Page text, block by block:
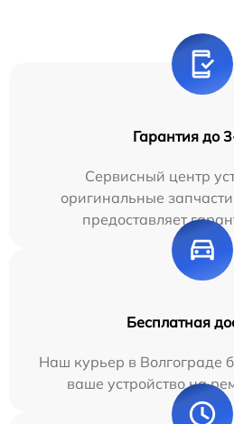
Гарантия до
Сервисный центр
оригинальные
предоставляет
Бесплатная
Наш курьер в Волгограде
ваше устройство на